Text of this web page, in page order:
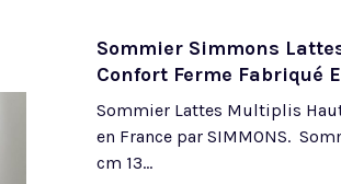
Sommier Simmons
Confort Ferme Fabriqué
Sommier Lattes Multiplis
en France par SIMMONS.
cm 13...